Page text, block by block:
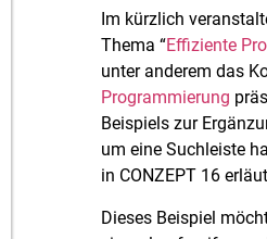
Im kürzlich
Thema “Effiziente
unter anderem das
Programmierung
Beispiels zur
um eine Suchleiste
in CONZEPT 16
Dieses Beispiel